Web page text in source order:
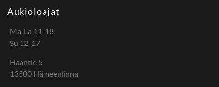
Aukioloajat
Ma-La 11-18
Su 12-17
Haantie 5
13500 Hämeenlinna